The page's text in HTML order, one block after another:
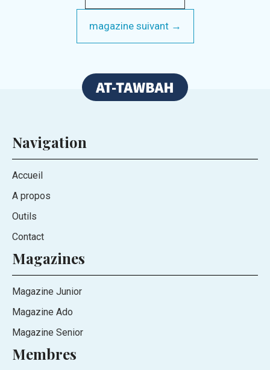
magazine suivant →
Navigation
Accueil
A propos
Outils
Contact
Magazines
Magazine Junior
Magazine Ado
Magazine Senior
Membres